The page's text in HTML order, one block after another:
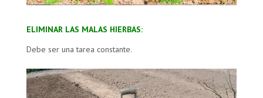
ELIMINAR LAS MALAS HIERBAS:
Debe ser una tarea constante.